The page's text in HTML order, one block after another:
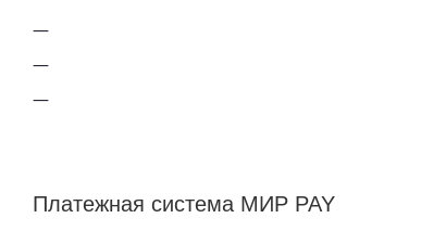
Платежная система МИР PAY